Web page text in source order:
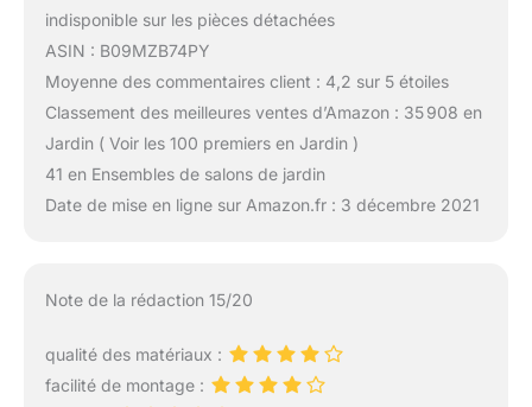
indisponible sur les pièces détachées
ASIN : B09MZB74PY
Moyenne des commentaires client : 4,2 sur 5 étoiles
Classement des meilleures ventes d’Amazon : 35 908 en
Jardin ( Voir les 100 premiers en Jardin )
41 en Ensembles de salons de jardin
Date de mise en ligne sur Amazon.fr : 3 décembre 2021
Note de la rédaction 15/20
qualité des matériaux :
facilité de montage :